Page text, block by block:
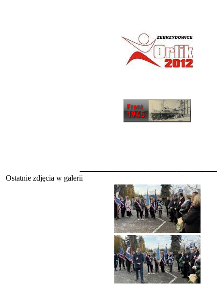
Ostatnie zdjęcia w galerii